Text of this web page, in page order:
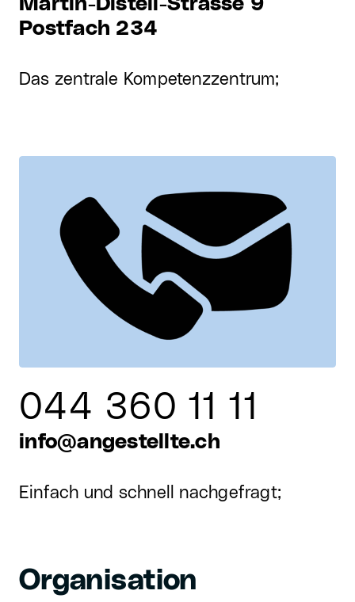
Martin-Disteli-Strasse 9
Postfach 234
Das zentrale Kompetenzzentrum;
044 360 11 11
info@angestellte.ch
Einfach und schnell nachgefragt;
Organisation